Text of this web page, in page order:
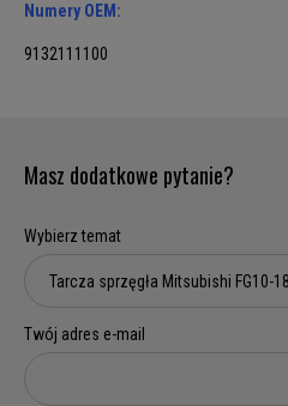
Numery OEM:
9132111100
Masz dodatkowe pytanie?